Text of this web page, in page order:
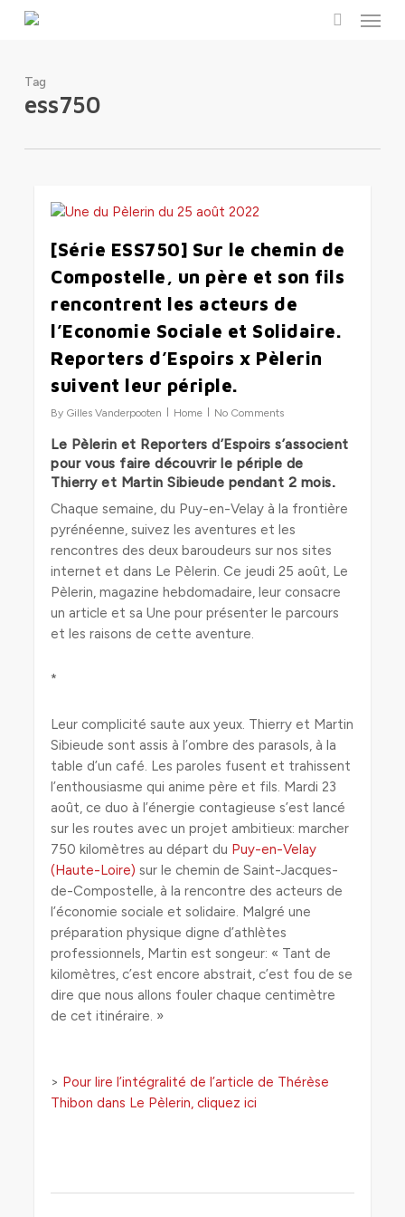
Menu
Tag
ess750
[Série ESS750] Sur le chemin de
Compostelle, un père et son fils
rencontrent les acteurs de
l’Economie Sociale et Solidaire.
Reporters d’Espoirs x Pèlerin
suivent leur périple.
By Gilles Vanderpooten Home No Comments
Le Pèlerin et Reporters d’Espoirs s’associent
pour vous faire découvrir le périple de
Thierry et Martin Sibieude pendant 2 mois.
Chaque semaine, du Puy-en-Velay à la frontière
pyrénéenne, suivez les aventures et les
rencontres des deux baroudeurs sur nos sites
internet et dans Le Pèlerin. Ce jeudi 25 août, Le
Pèlerin, magazine hebdomadaire, leur consacre
un article et sa Une pour présenter le parcours
et les raisons de cette aventure.
*
Leur complicité saute aux yeux. Thierry et Martin
Sibieude sont assis à l’ombre des parasols, à la
table d’un café. Les paroles fusent et trahissent
l’enthousiasme qui anime père et fils. Mardi 23
août, ce duo à l’énergie contagieuse s’est lancé
sur les routes avec un projet ambitieux: marcher
750 kilomètres au départ du Puy-en-Velay
(Haute-Loire) sur le chemin de Saint-Jacques-
de-Compostelle, à la rencontre des acteurs de
l’économie sociale et solidaire. Malgré une
préparation physique digne d’athlètes
professionnels, Martin est songeur: « Tant de
kilomètres, c’est encore abstrait, c’est fou de se
dire que nous allons fouler chaque centimètre
de cet itinéraire. »
> Pour lire l’intégralité de l’article de Thérèse
Thibon dans Le Pèlerin, cliquez ici
0